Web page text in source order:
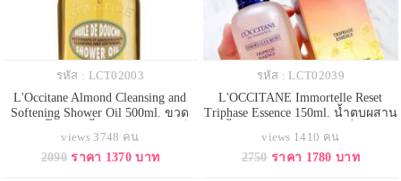
รหัส : LCT02003
L'Occitane Almond Cleansing and
Softening Shower Oil 500ml. ขวด
ครีมน้ำนมละเอียดอ่อน ด้วยส่วนผสม
ของ Almond เข้าบำรุงผิวให้นุ่ม
views 3748 คน
2090 ราคา 1370 บาท
รหัส : LCT02039
L'OCCITANE Immortelle Reset
Triphase Essence 150ml. น้ำตบผสาน
ชุ่มชื้น นุ่มลื่น ปรับให้ผิวดูเด็กลง เพิ่ม
ความสมดุลให้ผิวและไมโครไบโอม
views 1410 คน
2750 ราคา 1780 บาท